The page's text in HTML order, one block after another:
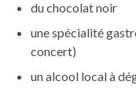
du chocolat noir
une spécialité
concert)
un alcool local à